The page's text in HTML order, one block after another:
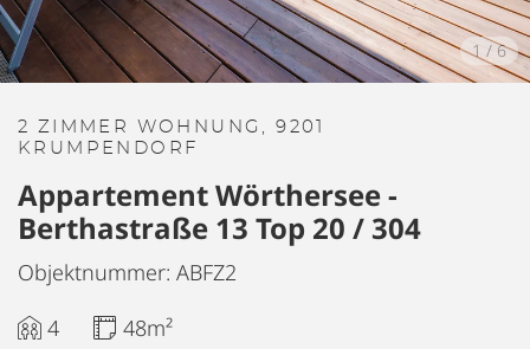
1 /6
2 ZIMMER WOHNUNG, 9201
KRUMPENDORF
Appartement Wörthersee -
Berthastraße 13 Top 20 / 304
Objektnummer: ABFZ2
4
48m²